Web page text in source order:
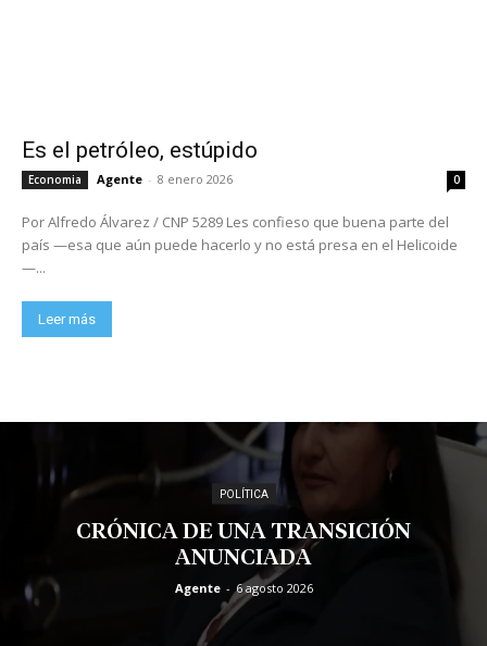
Es el petróleo, estúpido
Economia Agente - 8 enero 2026 0
Por Alfredo Álvarez / CNP 5289 Les confieso que buena parte del
país —esa que aún puede hacerlo y no está presa en el Helicoide
—...
Leer más
POLÍTICA
CRÓNICA DE UNA TRANSICIÓN
ANUNCIADA
Agente - 6 agosto 2026